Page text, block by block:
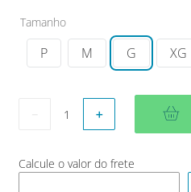
Tamanho
P M G XG
＋